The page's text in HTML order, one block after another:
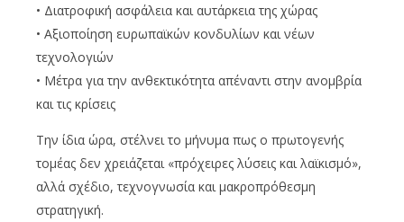
• Διατροφική ασφάλεια και αυτάρκεια της χώρας
• Αξιοποίηση ευρωπαϊκών κονδυλίων και νέων
τεχνολογιών
• Μέτρα για την ανθεκτικότητα απέναντι στην ανομβρία
και τις κρίσεις
Την ίδια ώρα, στέλνει το μήνυμα πως ο πρωτογενής
τομέας δεν χρειάζεται «πρόχειρες λύσεις και λαϊκισμό»,
αλλά σχέδιο, τεχνογνωσία και μακροπρόθεσμη
στρατηγική.